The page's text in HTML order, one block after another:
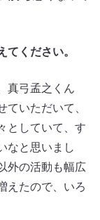
ください。
真弓孟之くん
ていただいて、
としていて、す
なと思いまし
外の活動も幅広
えたので、いろ